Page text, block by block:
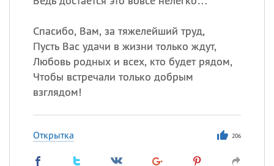
Спасибо, Вам, за тяжелейший труд,
Пусть Вас удачи в жизни только ждут,
Любовь родных и всех, кто будет рядом,
Чтобы встречали только добрым
взглядом!
Открытка 206